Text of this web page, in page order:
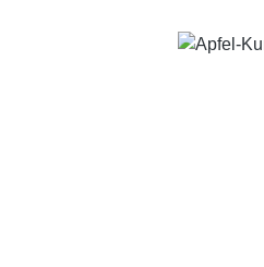
Bildergalerie überspringen